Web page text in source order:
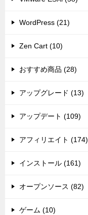
WordPress (21)
Zen Cart (10)
おすすめ商品 (28)
アップグレード (13)
アップデート (109)
アフィリエイト (174)
インストール (161)
オープンソース (82)
ゲーム (10)